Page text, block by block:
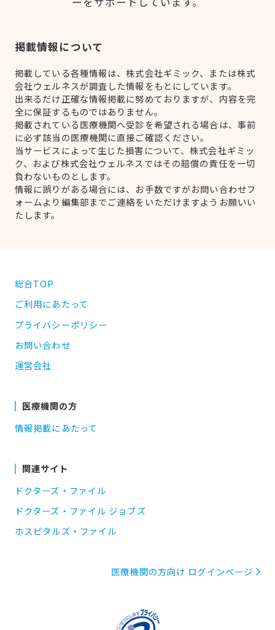
掲載情報について
掲載している各種情報は、株式会社ギミック、または株式
会社ウェルネスが調査した情報をもとにしています。
出来るだけ正確な情報掲載に努めておりますが、内容を完
全に保証するものではありません。
掲載されている医療機関へ受診を希望される場合は、事前
に必ず該当の医療機関に直接ご確認ください。
当サービスによって生じた損害について、株式会社ギミッ
ク、および株式会社ウェルネスではその賠償の責任を一切
負わないものとします。
情報に誤りがある場合には、お手数ですがお問い合わせフ
ォームより編集部までご連絡をいただけますようお願いい
たします。
総合TOP
ご利用にあたって
プライバシーポリシー
お問い合わせ
運営会社
医療機関の方
情報掲載にあたって
関連サイト
ドクターズ・ファイル
ドクターズ・ファイル ジョブズ
ホスピタルズ・ファイル
医療機関の方向け ログインページ